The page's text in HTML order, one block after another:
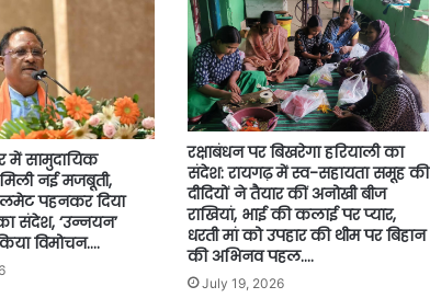
में सामुदायिक
नई मजबूती,
पहनकर दिया
संदेश, ‘उन्नयन’
विमोचन….
रक्षाबंधन पर बिखरेगा हरियाली का
संदेश: रायगढ़ में स्व-सहायता समूह की
दीदियों ने तैयार कीं अनोखी बीज
राखियां, भाई की कलाई पर प्यार,
धरती मां को उपहार की थीम पर बिहान
की अभिनव पहल….
July 19, 2026